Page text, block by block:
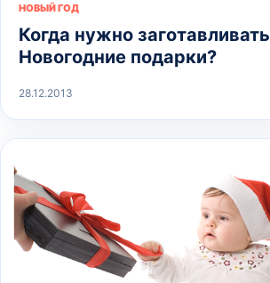
НОВЫЙ ГОД
Когда нужно заготавливать
Новогодние подарки?
28.12.2013